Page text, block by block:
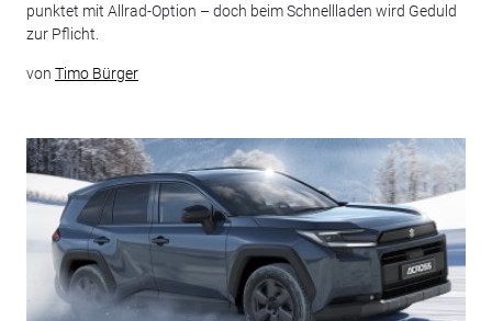
punktet mit Allrad-Option – doch beim Schnellladen wird Geduld
zur Pflicht.
von Timo Bürger